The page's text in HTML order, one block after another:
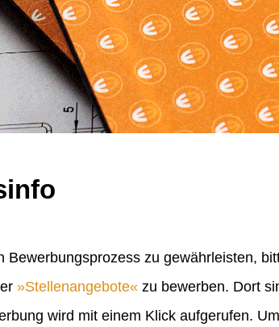
Bewerbungsprozess zu gewährleisten,
Stellenangebote
zu bewerben. Dort
wird mit einem Klick aufgerufen.